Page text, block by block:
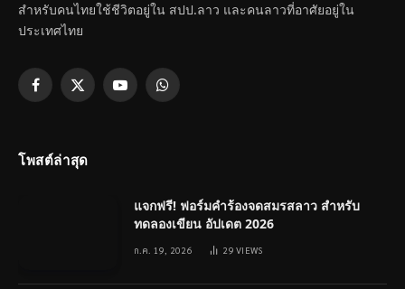
สำหรับคนไทยใช้ชีวิตอยู่ใน สปป.ลาว และคนลาวที่อาศัยอยู่ใน
ประเทศไทย
Facebook
X
YouTubeWhatsApp
โพสต์ล่าสุด
แจกฟรี! ฟอร์มคำร้องจดสมรสลาว สำหรับ
ทดลองเขียน อัปเดต 2026
ก.ค. 19, 2026 29VIEWS